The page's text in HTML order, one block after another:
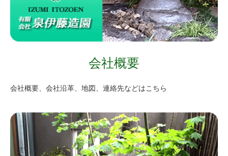
会社概要
会社概要、会社沿革、地図、連絡先などはこちら